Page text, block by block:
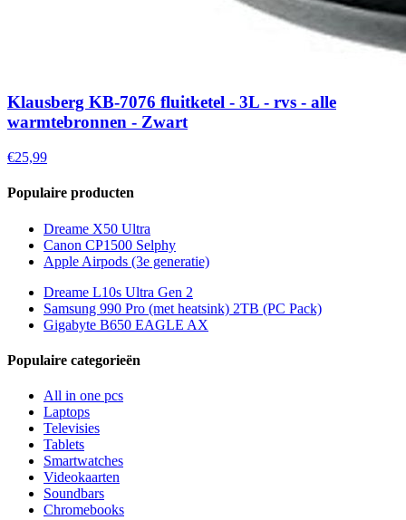
Klausberg KB-7076 fluitketel - 3L - rvs - alle
warmtebronnen - Zwart
€25,99
Populaire producten
Dreame X50 Ultra
Canon CP1500 Selphy
Apple Airpods (3e generatie)
Dreame L10s Ultra Gen 2
Samsung 990 Pro (met heatsink) 2TB (PC Pack)
Gigabyte B650 EAGLE AX
Populaire categorieën
All in one pcs
Laptops
Televisies
Tablets
Smartwatches
Videokaarten
Soundbars
Chromebooks